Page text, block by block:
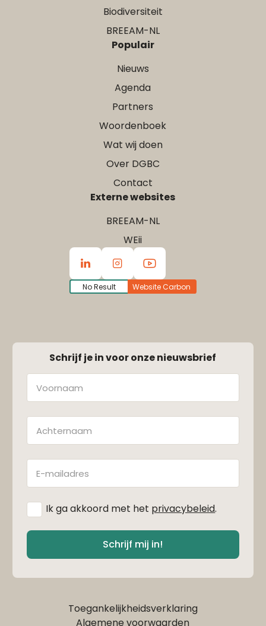
Biodiversiteit
BREEAM-NL
Populair
Nieuws
Agenda
Partners
Woordenboek
Wat wij doen
Over DGBC
Contact
Externe websites
BREEAM-NL
WEii
No Result Website Carbon
Schrijf je in voor onze nieuwsbrief
Naam
Achternaam
E-
mailadres
Ik ga akkoord met het privacybeleid.
Schrijf mij in!
Toegankelijkheidsverklaring
Algemene voorwaarden